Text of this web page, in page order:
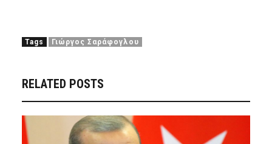
Tags Γιώργος Σαράφογλου
RELATED POSTS